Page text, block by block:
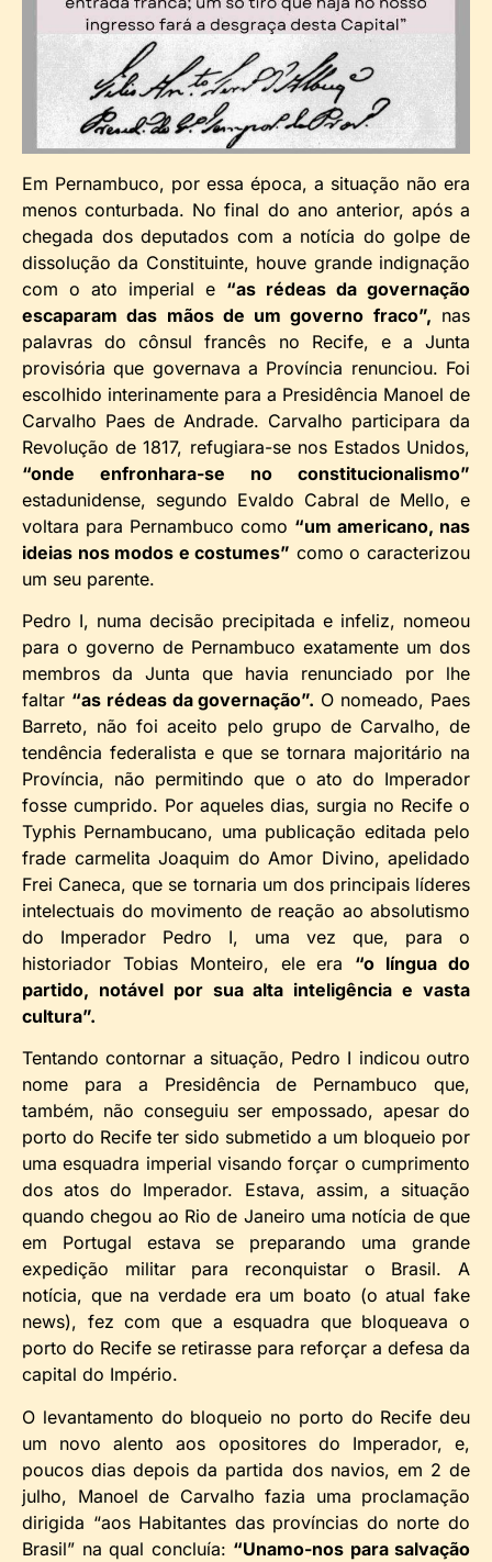
Em Pernambuco, por essa época, a situação não era
menos conturbada. No final do ano anterior, após a
chegada dos deputados com a notícia do golpe de
dissolução da Constituinte, houve grande indignação
com o ato imperial e “as rédeas da governação
escaparam das mãos de um governo fraco”, nas
palavras do cônsul francês no Recife, e a Junta
provisória que governava a Província renunciou. Foi
escolhido interinamente para a Presidência Manoel de
Carvalho Paes de Andrade. Carvalho participara da
Revolução de 1817, refugiara-se nos Estados Unidos,
“onde enfronhara-se no constitucionalismo”
estadunidense, segundo Evaldo Cabral de Mello, e
voltara para Pernambuco como “um americano, nas
ideias nos modos e costumes” como o caracterizou
um seu parente.
Pedro I, numa decisão precipitada e infeliz, nomeou
para o governo de Pernambuco exatamente um dos
membros da Junta que havia renunciado por lhe
faltar “as rédeas da governação”. O nomeado, Paes
Barreto, não foi aceito pelo grupo de Carvalho, de
tendência federalista e que se tornara majoritário na
Província, não permitindo que o ato do Imperador
fosse cumprido. Por aqueles dias, surgia no Recife o
Typhis Pernambucano, uma publicação editada pelo
frade carmelita Joaquim do Amor Divino, apelidado
Frei Caneca, que se tornaria um dos principais líderes
intelectuais do movimento de reação ao absolutismo
do Imperador Pedro I, uma vez que, para o
historiador Tobias Monteiro, ele era “o língua do
partido, notável por sua alta inteligência e vasta
cultura”.
Tentando contornar a situação, Pedro I indicou outro
nome para a Presidência de Pernambuco que,
também, não conseguiu ser empossado, apesar do
porto do Recife ter sido submetido a um bloqueio por
uma esquadra imperial visando forçar o cumprimento
dos atos do Imperador. Estava, assim, a situação
quando chegou ao Rio de Janeiro uma notícia de que
em Portugal estava se preparando uma grande
expedição militar para reconquistar o Brasil. A
notícia, que na verdade era um boato (o atual fake
news), fez com que a esquadra que bloqueava o
porto do Recife se retirasse para reforçar a defesa da
capital do Império.
O levantamento do bloqueio no porto do Recife deu
um novo alento aos opositores do Imperador, e,
poucos dias depois da partida dos navios, em 2 de
julho, Manoel de Carvalho fazia uma proclamação
dirigida “aos Habitantes das províncias do norte do
Brasil” na qual concluía: “Unamo-nos para salvação